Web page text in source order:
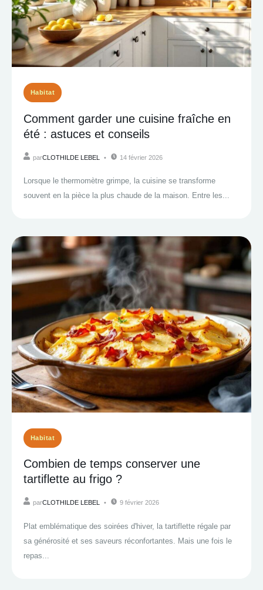
Habitat
Comment garder une cuisine fraîche en
été : astuces et conseils
parCLOTHILDE LEBEL 14 février 2026
Lorsque le thermomètre grimpe, la cuisine se transforme
souvent en la pièce la plus chaude de la maison. Entre les...
Habitat
Combien de temps conserver une
tartiflette au frigo ?
parCLOTHILDE LEBEL 9 février 2026
Plat emblématique des soirées d'hiver, la tartiflette régale par
sa générosité et ses saveurs réconfortantes. Mais une fois le
repas...